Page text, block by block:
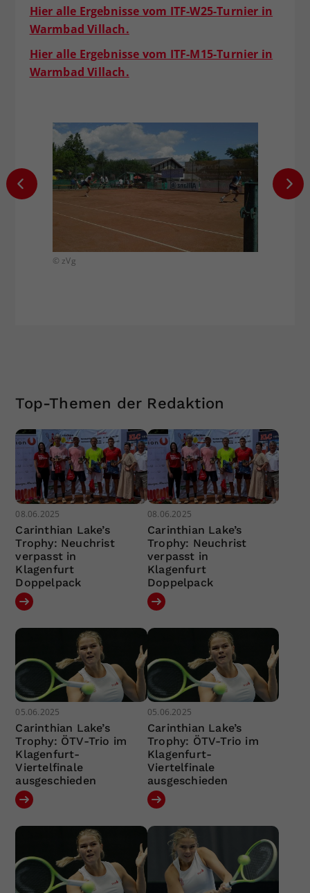
Hier alle Ergebnisse vom ITF-W25-Turnier in
Warmbad Villach.
Hier alle Ergebnisse vom ITF-M15-Turnier in
Warmbad Villach.
© zVg
Top-Themen der Redaktion
08.06.2025
Carinthian Lake’s
Trophy: Neuchrist
verpasst in
Klagenfurt
Doppelpack
08.06.2025
Carinthian Lake’s
Trophy: Neuchrist
verpasst in
Klagenfurt
Doppelpack
05.06.2025
Carinthian Lake’s
Trophy: ÖTV-Trio im
Klagenfurt-
Viertelfinale
ausgeschieden
05.06.2025
Carinthian Lake’s
Trophy: ÖTV-Trio im
Klagenfurt-
Viertelfinale
ausgeschieden